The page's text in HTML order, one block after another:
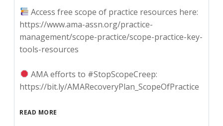
Access free scope of practice resources here:
https://www.ama-assn.org/practice-
management/scope-practice/scope-practice-key-
tools-resources
AMA efforts to #StopScopeCreep:
https://bit.ly/AMARecoveryPlan_ScopeOfPractice
READ MORE